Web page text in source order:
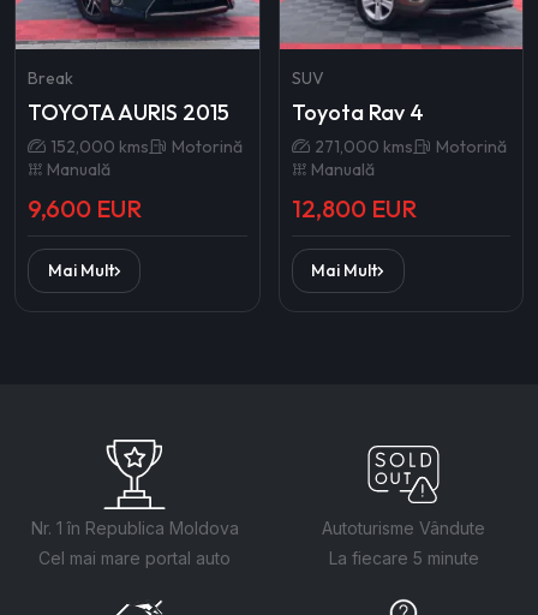
Break
TOYOTA AURIS 2015
152,000 kms
Motorină
Manuală
9,600 EUR
Mai Mult
SUV
Toyota Rav 4
271,000 kms
Motorină
Manuală
12,800 EUR
Mai Mult
Nr. 1 în Republica Moldova
Cel mai mare portal auto
Autoturisme Vândute
La fiecare 5 minute